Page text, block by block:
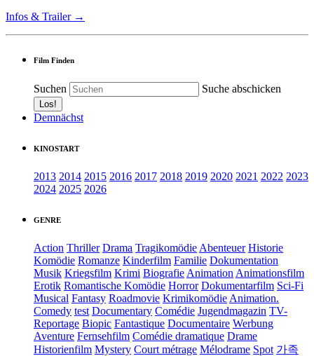
Infos & Trailer →
Film Finden
Suchen Suche abschicken
Demnächst
KINOSTART
2013 2014 2015 2016 2017 2018 2019 2020 2021 2022 2023
2024 2025 2026
GENRE
Action Thriller Drama Tragikomödie Abenteuer Historie
Komödie Romanze Kinderfilm Familie Dokumentation
Musik Kriegsfilm Krimi Biografie Animation Animationsfilm
Erotik Romantische Komödie Horror Dokumentarfilm Sci-Fi
Musical Fantasy Roadmovie Krimikomödie Animation.
Comedy test Documentary Comédie Jugendmagazin TV-
Reportage Biopic Fantastique Documentaire Werbung
Aventure Fernsehfilm Comédie dramatique Drame
Historienfilm Mystery Court métrage Mélodrame Spot 가족